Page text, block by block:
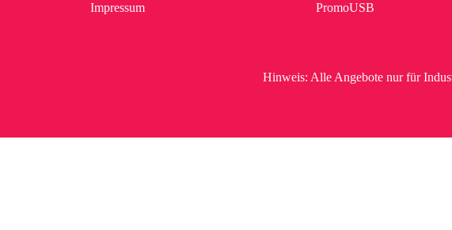
Impressum
PromoUSB
Hinweis: Alle Angebote nur für